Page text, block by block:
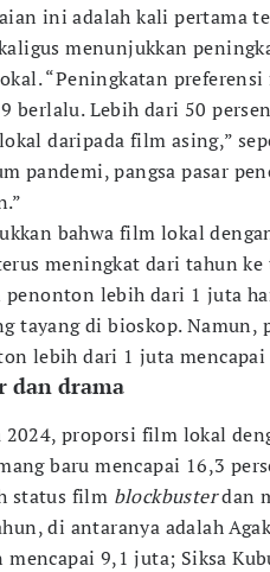
ini adalah kali pertama
menunjukkan
“Peningkatan
berlalu. Lebih dari 50
daripada film asing,”
pandemi, pangsa pasar
bahwa film lokal
meningkat dari tahun ke
lebih dari 1 juta
tayang di bioskop. Namun,
lebih dari 1 juta mencapai
dan drama
2024, proporsi film lokal
baru mencapai 16,3
status film blockbusterdan
di antaranya adalah
9,1 juta; Siksa